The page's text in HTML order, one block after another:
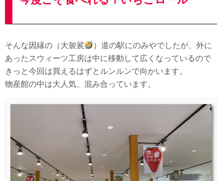
そんな因縁の（大袈裟
）道の駅にのみやでしたが、外に
あったスウィーツ工房は中に移動して広くなっているので
きっと今回は買えるはずとルンルンで向かいます。
物産館の中は大人気、混み合っています。